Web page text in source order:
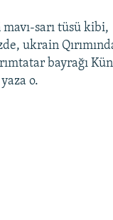
sarı tüsü kibi,
ukrain
bayrağı
o.